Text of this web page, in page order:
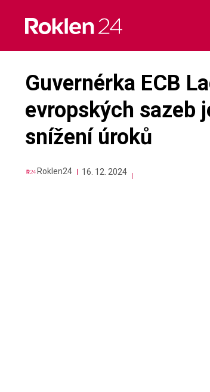
content
Guvernérka ECB
evropských sazeb
snížení úroků
Roklen24 16. 12. 2024